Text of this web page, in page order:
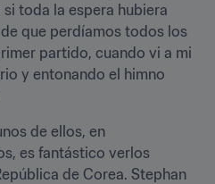
toda la espera hubiera
que perdíamos todos los
partido, cuando vi a mi
y entonando el himno
de ellos, en
es fantástico verlos
de Corea. Stephan